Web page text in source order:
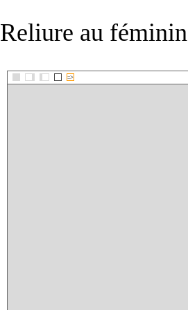
Reliure au féminin
::>